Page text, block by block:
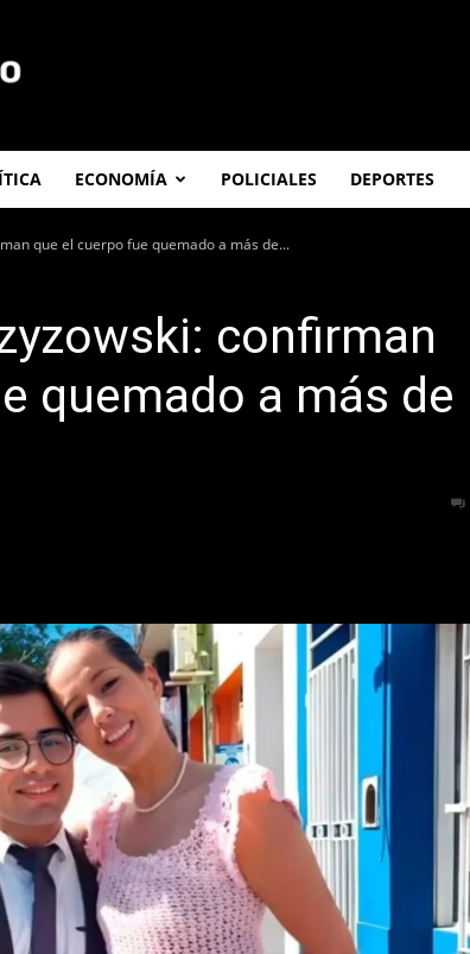
ECONOMÍA POLICIALES DEPORTES
que el cuerpo fue quemado a más de...
confirman
quemado a más de